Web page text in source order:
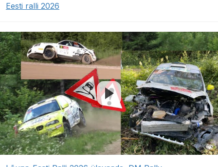
Eesti ralli 2026